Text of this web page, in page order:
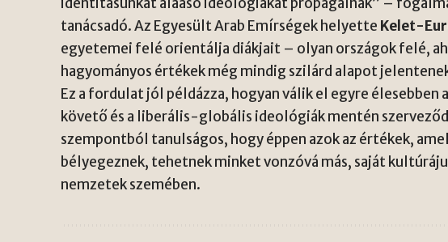
tanácsadó. Az Egyesült Arab Emírségek helyette Kelet-
egyetemei felé orientálja diákjait – olyan országok felé,
hagyományos értékek még mindig szilárd alapot
Ez a fordulat jól példázza, hogyan válik el egyre
követő és a liberális-globális ideológiák mentén
szempontból tanulságos, hogy éppen azok az értékek,
bélyegeznek, tehetnek minket vonzóvá más, saját
nemzetek szemében.